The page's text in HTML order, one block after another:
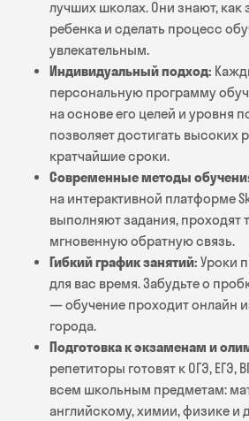
лучших школах. Они знают, как
ребенка и сделать процесс
увлекательным.
Индивидуальный подход:
персональную программу
на основе его целей и уровня
позволяет достигать высоких
кратчайшие сроки.
Современные методы
на интерактивной платформе
выполняют задания, проходят
мгновенную обратную связь.
Гибкий график занятий: Уроки
для вас время. Забудьте о
— обучение проходит онлайн
города.
Подготовка к экзаменам и
репетиторы готовят к ОГЭ,
всем школьным предметам:
английскому, химии, физике и